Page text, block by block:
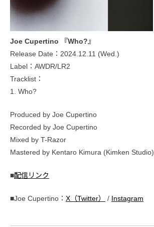
Joe Cupertino 『Who?』
Release Date：2024.12.11 (Wed.)
Label：AWDR/LR2
Tracklist：
1. Who?
Produced by Joe Cupertino
Recorded by Joe Cupertino
Mixed by T-Razor
Mastered by Kentaro Kimura (Kimken Studio)
■配信リンク
■Joe Cupertino： X（Twitter） / Instagram